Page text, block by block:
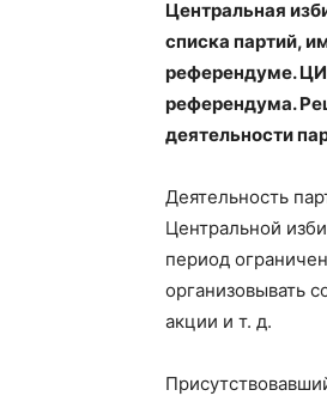
Центральная
списка партий,
референдуме.
референдума.
деятельности
Деятельность
Центральной
период
организовывать
акции и т. д.